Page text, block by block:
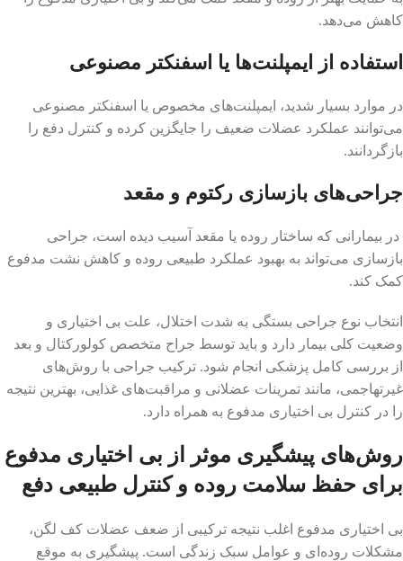
کاهش می‌دهد.
استفاده از ایمپلنت‌ها یا اسفنکتر مصنوعی
در موارد بسیار شدید، ایمپلنت‌های مخصوص یا اسفنکتر مصنوعی
می‌توانند عملکرد عضلات ضعیف را جایگزین کرده و کنترل دفع را
بازگردانند.
جراحی‌های بازسازی رکتوم و مقعد
در بیمارانی که ساختار روده یا مقعد آسیب دیده است، جراحی
بازسازی می‌تواند به بهبود عملکرد طبیعی روده و کاهش نشت مدفوع
کمک کند.
انتخاب نوع جراحی بستگی به شدت اختلال، علت بی اختیاری و
وضعیت کلی بیمار دارد و باید توسط جراح متخصص کولورکتال و بعد
از بررسی کامل پزشکی انجام شود. ترکیب جراحی با روش‌های
غیرتهاجمی، مانند تمرینات عضلانی و مراقبت‌های غذایی، بهترین نتیجه
را در کنترل بی اختیاری مدفوع به همراه دارد.
روش‌های پیشگیری موثر از بی اختیاری مدفوع
برای حفظ سلامت روده و کنترل طبیعی دفع
بی اختیاری مدفوع اغلب نتیجه ترکیبی از ضعف عضلات کف لگن،
مشکلات روده‌ای و عوامل سبک زندگی است. پیشگیری به موقع